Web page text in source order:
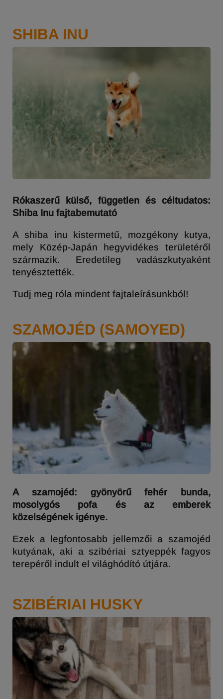
SHIBA INU
Rókaszerű külső, független és céltudatos:
Shiba Inu fajtabemutató
A shiba inu kistermetű, mozgékony kutya,
mely Közép-Japán hegyvidékes területéről
származik. Eredetileg vadászkutyaként
tenyésztették.
Tudj meg róla mindent fajtaleírásunkból!
SZAMOJÉD (SAMOYED)
A szamojéd: gyönyörű fehér bunda,
mosolygós pofa és az emberek
közelségének igénye.
Ezek a legfontosabb jellemzői a szamojéd
kutyának, aki a szibériai sztyeppék fagyos
terepéről indult el világhódító útjára.
SZIBÉRIAI HUSKY